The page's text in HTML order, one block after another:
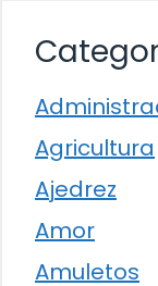
Agricultura
Ajedrez
Amor
Amuletos